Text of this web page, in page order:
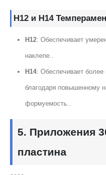
H12 и H14
H12: Обеспечивает
наклепе..
H14: Обеспечивает более
благодаря повышенному
формуемость..
5. Приложения
пластина